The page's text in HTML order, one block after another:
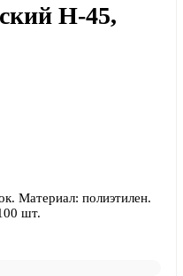
Н-45,
Материал: полиэтилен.
шт.